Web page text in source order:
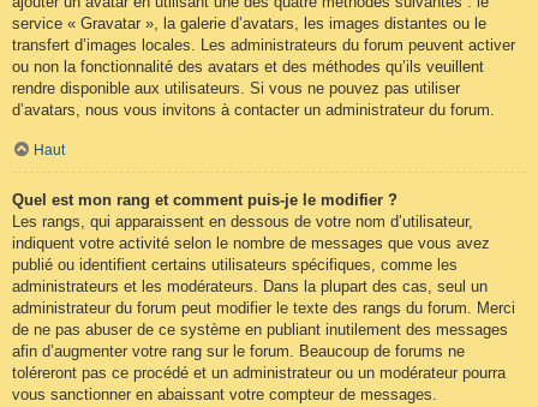
service « Gravatar », la galerie d’avatars, les images distantes ou le
transfert d’images locales. Les administrateurs du forum peuvent activer
ou non la fonctionnalité des avatars et des méthodes qu’ils veuillent
rendre disponible aux utilisateurs. Si vous ne pouvez pas utiliser
d’avatars, nous vous invitons à contacter un administrateur du forum.
Haut
Quel est mon rang et comment puis-je le modifier ?
Les rangs, qui apparaissent en dessous de votre nom d’utilisateur,
indiquent votre activité selon le nombre de messages que vous avez
publié ou identifient certains utilisateurs spécifiques, comme les
administrateurs et les modérateurs. Dans la plupart des cas, seul un
administrateur du forum peut modifier le texte des rangs du forum. Merci
de ne pas abuser de ce système en publiant inutilement des messages
afin d’augmenter votre rang sur le forum. Beaucoup de forums ne
toléreront pas ce procédé et un administrateur ou un modérateur pourra
vous sanctionner en abaissant votre compteur de messages.